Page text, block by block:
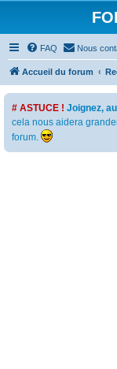
FAQ Nous
Accueil du forum
# ASTUCE ! Joignez,
cela nous aidera
forum.